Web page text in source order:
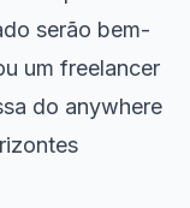
serão bem-
um freelancer
do anywhere